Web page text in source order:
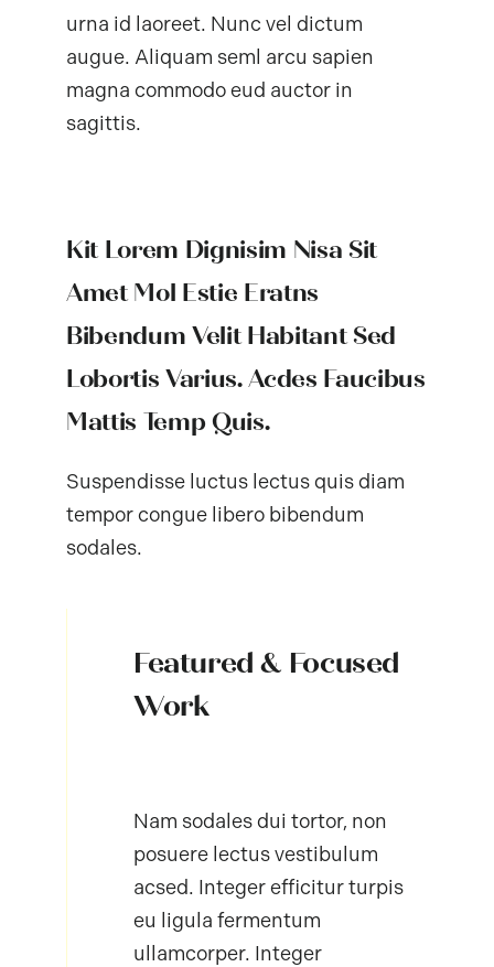
urna id laoreet. Nunc vel dictum
augue. Aliquam seml arcu sapien
magna commodo eud auctor in
sagittis.
Kit Lorem Dignisim Nisa Sit
Amet Mol Estie Eratns
Bibendum Velit Habitant Sed
Lobortis Varius. Acdes Faucibus
Mattis Temp Quis.
Suspendisse luctus lectus quis diam
tempor congue libero bibendum
sodales.
Featured & Focused
Work
Nam sodales dui tortor, non
posuere lectus vestibulum
acsed. Integer efficitur turpis
eu ligula fermentum
ullamcorper. Integer